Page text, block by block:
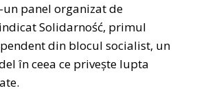
panel organizat de
Solidarność, primul
din blocul socialist, un
în ceea ce privește lupta